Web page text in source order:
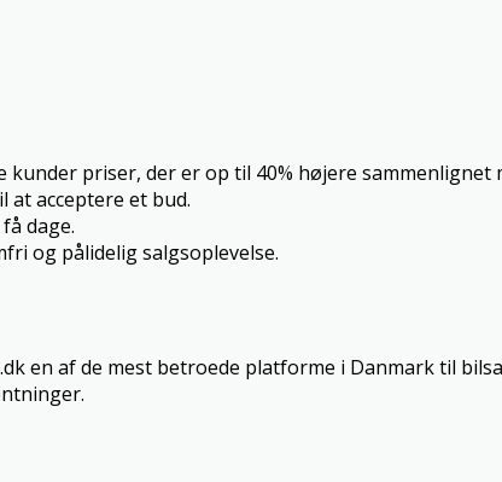
priser, der er op til 40% højere sammenlignet
acceptere et bud.
dage.
og pålidelig salgsoplevelse.
en af de mest betroede platforme i Danmark til